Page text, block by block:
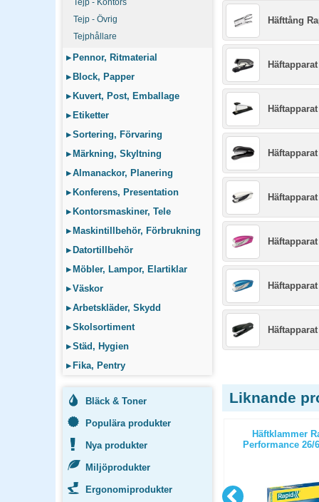
Tejp - Kontors
Tejp - Övrig
Tejphållare
▸ Pennor, Ritmaterial
▸ Block, Papper
▸ Kuvert, Post, Emballage
▸ Etiketter
▸Sortering, Förvaring
▸ Märkning, Skyltning
▸Almanackor, Planering
▸ Konferens, Presentation
▸ Kontorsmaskiner, Tele
▸ Maskintillbehör, Förbrukning
▸ Datortillbehör
▸ Möbler, Lampor, Elartiklar
▸Väskor
▸Arbetskläder, Skydd
▸Skolsortiment
▸Städ, Hygien
▸ Fika, Pentry
Bläck & Toner
Populära produkter
Nya produkter
Miljöprodukter
Ergonomiprodukter
Häfttång
Liknande
Häftklammer
Performance 26/